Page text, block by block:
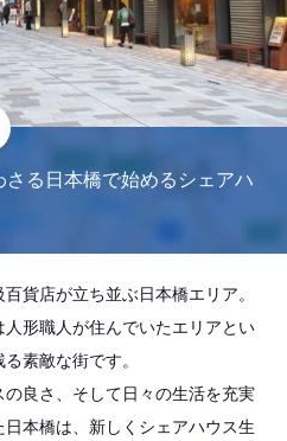
る日本橋で始めるシェアハ
貨店が立ち並ぶ日本橋エリア。
形職人が住んでいたエリアとい
素敵な街です。
良さ、そして日々の生活を充実
本橋は、新しくシェアハウス生